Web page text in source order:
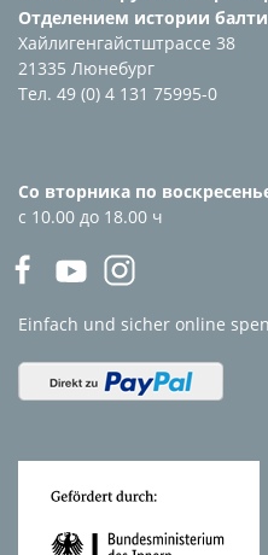
Отделением истории
Хайлигенгайстштрассе 38
21335 Люнебург
Тел. 49 (0) 4 131 75995-0
Со вторника по
с 10.00 до 18.00 ч
Einfach und sicher online